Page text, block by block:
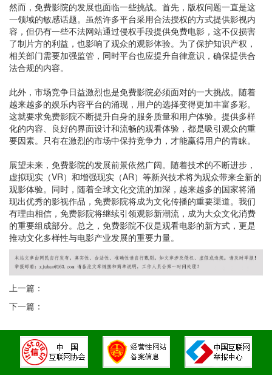
然而，免费影院的发展也面临一些挑战。首先，版权问题一直是这
一领域的敏感话题。虽然许多平台采用合法授权的方式提供影视内
容，但仍有一些不法网站通过侵权手段提供免费电影，这不仅损害
了制片方的利益，也影响了观众的观影体验。为了保护知识产权，
相关部门需要加强监管，同时平台也应提升自律意识，确保提供合
法合规的内容。
此外，市场竞争日益激烈也是免费影院必须面对的一大挑战。随着
越来越多的娱乐内容平台的涌现，用户的选择变得更加丰富多彩。
这就要求免费影院不断提升自身的服务质量和用户体验。提供多样
化的内容、良好的界面设计和流畅的观看体验，都是吸引观众的重
要因素。只有在激烈的市场中保持竞争力，才能赢得用户的青睐。
展望未来，免费影院的发展前景依然广阔。随着技术的不断进步，
虚拟现实（VR）和增强现实（AR）等新兴技术将为观众带来全新的
观影体验。同时，随着全球文化交流的加深，越来越多的国家将涌
现出优秀的影视作品，免费影院将成为文化传播的重要渠道。我们
有理由相信，免费影院将继续引领观影新潮流，成为大众文化消费
的重要组成部分。总之，免费影院不仅是观看电影的新方式，更是
推动文化多样性与电影产业发展的重要力量。
上一篇：
下一篇：